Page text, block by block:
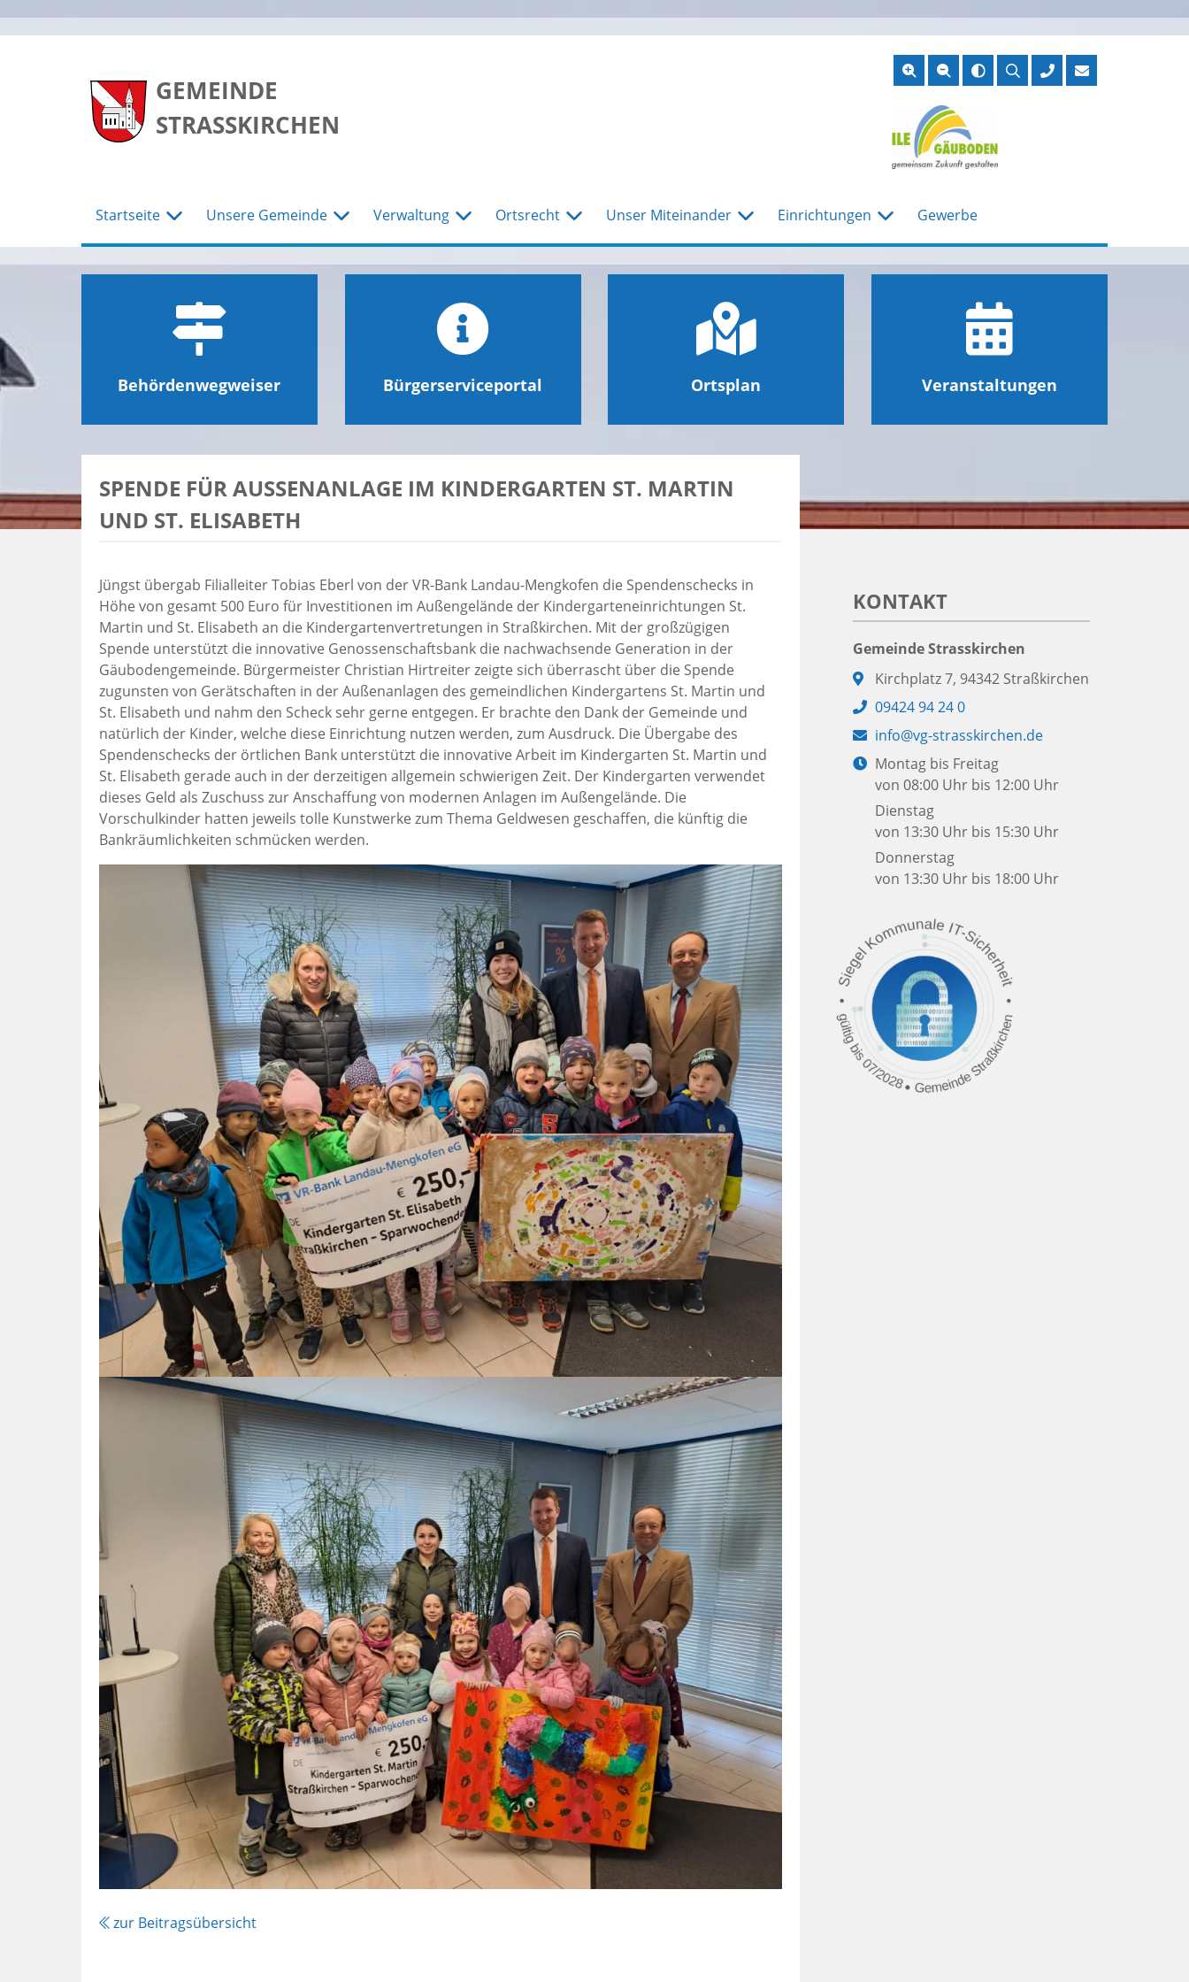
GEMEINDE
STRASSKIRCHEN
Suche
Startseite Unsere Gemeinde Verwaltung Ortsrecht Unser Miteinander Einrichtungen Gewerbe
Behördenwegweiser Bürgerserviceportal Ortsplan Veranstaltungen
SPENDE FÜR AUSSENANLAGE IM KINDERGARTEN ST. MARTIN U
ND ST. ELISABETH
Jüngst übergab Filialleiter Tobias Eberl von der VR-Bank Landau-Mengkofen die Spendenschecks in
Höhe von gesamt 500 Euro für Investitionen im Außengelände der Kindergarteneinrichtungen St.
Martin und St. Elisabeth an die Kindergartenvertretungen in Straßkirchen. Mit der großzügigen
Spende unterstützt die innovative Genossenschaftsbank die nachwachsende Generation in der
Gäubodengemeinde. Bürgermeister Christian Hirtreiter zeigte sich überrascht über die Spende
zugunsten von Gerätschaften in der Außenanlagen des gemeindlichen Kindergartens St. Martin und
St. Elisabeth und nahm den Scheck sehr gerne entgegen. Er brachte den Dank der Gemeinde und
natürlich der Kinder, welche diese Einrichtung nutzen werden, zum Ausdruck. Die Übergabe des
Spendenschecks der örtlichen Bank unterstützt die innovative Arbeit im Kindergarten St. Martin und
St. Elisabeth gerade auch in der derzeitigen allgemein schwierigen Zeit. Der Kindergarten verwendet
dieses Geld als Zuschuss zur Anschaffung von modernen Anlagen im Außengelände. Die
Vorschulkinder hatten jeweils tolle Kunstwerke zum Thema Geldwesen geschaffen, die künftig die
Bankräumlichkeiten schmücken werden.
zur Beitragsübersicht
KONTAKT
Gemeinde Strasskirchen
Adresse:
Kirchplatz 7, 94342 Straßkirchen
Telefon:
09424 94 24 0
E-
Mail:
info@vg-strasskirchen.de
Öffnungszeiten:
Montag bis Freitag
von 08:00 Uhr bis 12:00 Uhr
Dienstag
von 13:30 Uhr bis 15:30 Uhr
Donnerstag
von 13:30 Uhr bis 18:00 Uhr